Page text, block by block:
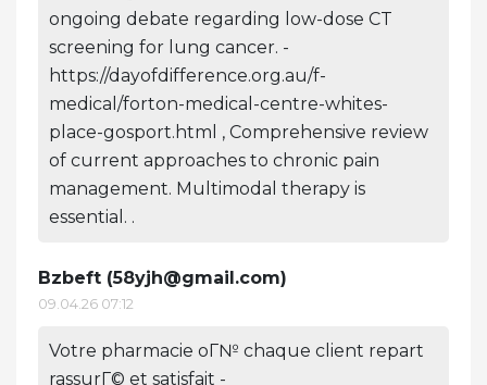
ongoing debate regarding low-dose CT
screening for lung cancer. -
https://dayofdifference.org.au/f-
medical/forton-medical-centre-whites-
place-gosport.html , Comprehensive review
of current approaches to chronic pain
management. Multimodal therapy is
essential. .
Bzbeft (58yjh@gmail.com)
09.04.26 07:12
Votre pharmacie oГ№ chaque client repart
rassurГ© et satisfait -